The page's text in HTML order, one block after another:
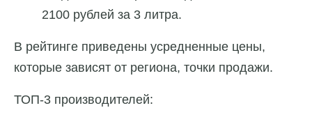
2100 рублей за 3 литра.
В рейтинге приведены усредненные цены,
которые зависят от региона, точки продажи.
ТОП-3 производителей: